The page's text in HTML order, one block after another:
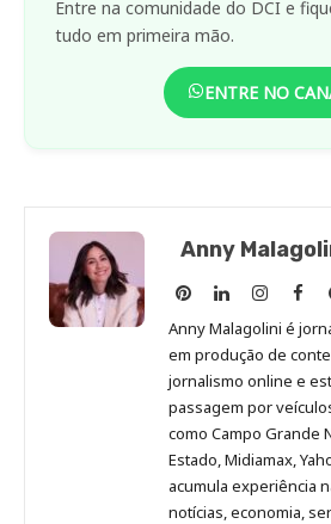
Entre na comunidade do DCI e
tudo em primeira mão.
ENTRE NO
Anny
Anny
Malagolini
no
Pinterest
Anny
Malagolini
no
LinkedIn
Anny
no
no
Anny Malagolini é
em produção de
jornalismo online e
passagem por
como Campo Grande
Estado, Midiamax,
acumula experiência
notícias, economia,